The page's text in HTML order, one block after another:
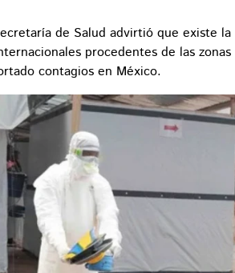
de Salud advirtió que existe
procedentes de las
contagios en México.